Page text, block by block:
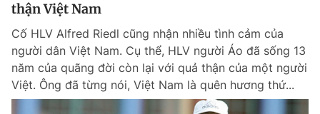
Chuyên mục khác
Chào ngày mới Tin 24h
Đổi mật khẩu
Tin đã lưu
Tin đã xem
thận Việt Nam
Cố HLV Alfred Riedl cũng nhận nhiều tình cảm của
người dân Việt Nam. Cụ thể, HLV người Áo đã sống 13
năm của quãng đời còn lại với quả thận của một người
Việt. Ông đã từng nói, Việt Nam là quên hương thứ...